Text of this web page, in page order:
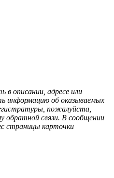
в описании, адресе или
информацию об оказываемых
пожалуйста,
обратной связи. В сообщении
страницы карточки